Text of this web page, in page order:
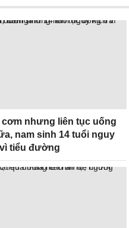
cơm nhưng liên tục uống
nam sinh 14 tuổi nguy
tiểu đường